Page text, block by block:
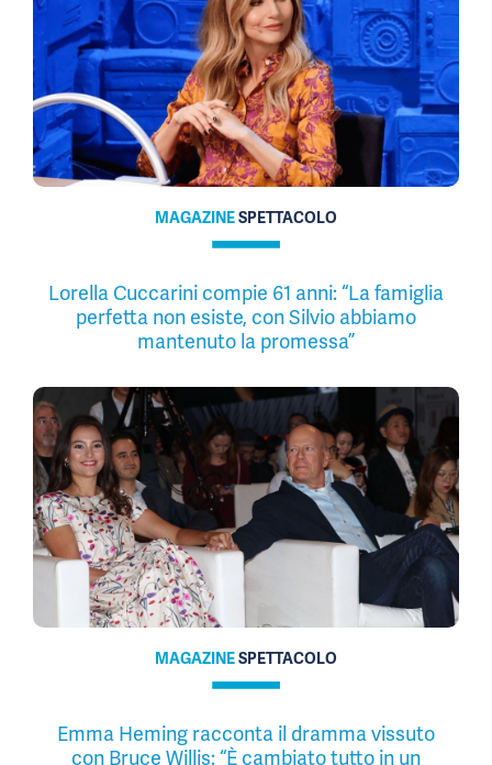
MAGAZINESPETTACOLO
Lorella Cuccarini compie 61 anni: “La famiglia
perfetta non esiste, con Silvio abbiamo
mantenuto la promessa”
MAGAZINESPETTACOLO
Emma Heming racconta il dramma vissuto
con Bruce Willis: “È cambiato tutto in un